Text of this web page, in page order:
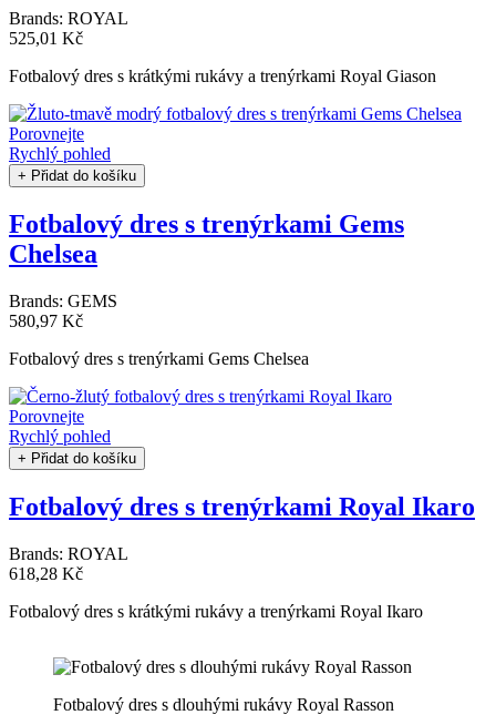
Brands: ROYAL
525,01 Kč
Fotbalový dres s krátkými rukávy a trenýrkami Royal Giason
Porovnejte
Rychlý pohled
+ Přidat do košíku
Fotbalový dres s trenýrkami Gems
Chelsea
Brands: GEMS
580,97 Kč
Fotbalový dres s trenýrkami Gems Chelsea
Porovnejte
Rychlý pohled
+ Přidat do košíku
Fotbalový dres s trenýrkami Royal Ikaro
Brands: ROYAL
618,28 Kč
Fotbalový dres s krátkými rukávy a trenýrkami Royal Ikaro
Fotbalový dres s dlouhými rukávy Royal Rasson